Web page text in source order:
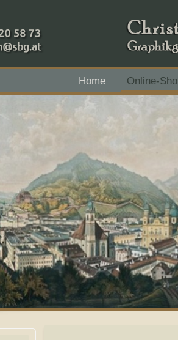
220 58 73
Home
Online-
RAIBA - Flachgau Mitte - IBAN